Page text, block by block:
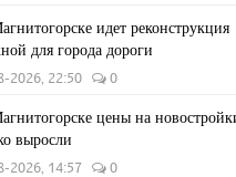
идет реконструкция
для города дороги
2026, 22:50 0
цены на
выросли
2026, 14:57 0